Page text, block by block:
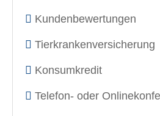
Kundenbewertungen
Tierkrankenversicherung
Konsumkredit
Telefon- oder